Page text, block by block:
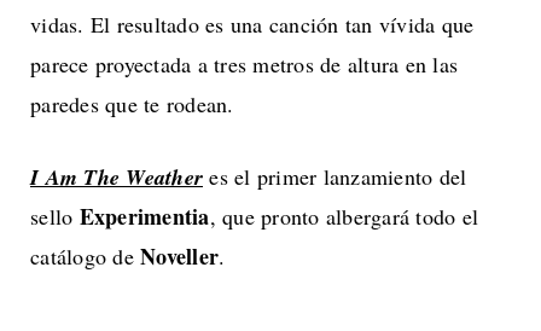
vidas. El resultado es una canción tan vívida que
parece proyectada a tres metros de altura en las
paredes que te rodean.
I Am The Weather es el primer lanzamiento del
sello Experimentia, que pronto albergará todo el
catálogo de Noveller.